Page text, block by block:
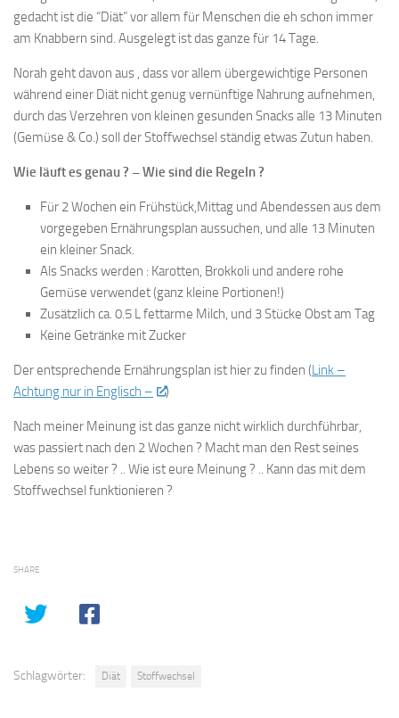
gedacht ist die “Diät” vor allem für Menschen die eh schon immer
am Knabbern sind. Ausgelegt ist das ganze für 14 Tage.
Norah geht davon aus , dass vor allem übergewichtige Personen
während einer Diät nicht genug vernünftige Nahrung aufnehmen,
durch das Verzehren von kleinen gesunden Snacks alle 13 Minuten
(Gemüse & Co.) soll der Stoffwechsel ständig etwas Zutun haben.
Wie läuft es genau ? – Wie sind die Regeln ?
Für 2 Wochen ein Frühstück,Mittag und Abendessen aus dem
vorgegeben Ernährungsplan aussuchen, und alle 13 Minuten
ein kleiner Snack.
Als Snacks werden : Karotten, Brokkoli und andere rohe
Gemüse verwendet (ganz kleine Portionen!)
Zusätzlich ca. 0.5 L fettarme Milch, und 3 Stücke Obst am Tag
Keine Getränke mit Zucker
Der entsprechende Ernährungsplan ist hier zu finden (Link –
Achtung nur in Englisch –
)
Nach meiner Meinung ist das ganze nicht wirklich durchführbar,
was passiert nach den 2 Wochen ? Macht man den Rest seines
Lebens so weiter ? .. Wie ist eure Meinung ? .. Kann das mit dem
Stoffwechsel funktionieren ?
SHARE
Schlagwörter: Diät Stoffwechsel